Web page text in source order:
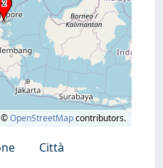
©OpenStreetMapcontributors.
Città